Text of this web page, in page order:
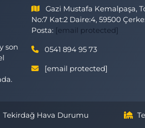
son
Gazi Mustafa Kemalpaşa,
No:7 Kat:2 Daire:4, 59500
Posta: [email protected]
0541 894 95 73
[email protected]
Tekirdağ Hava Durumu